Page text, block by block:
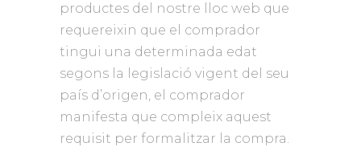
productes del nostre lloc web que
requereixin que el comprador
tingui una determinada edat
segons la legislació vigent del seu
país d’origen, el comprador
manifesta que compleix aquest
requisit per formalitzar la compra.